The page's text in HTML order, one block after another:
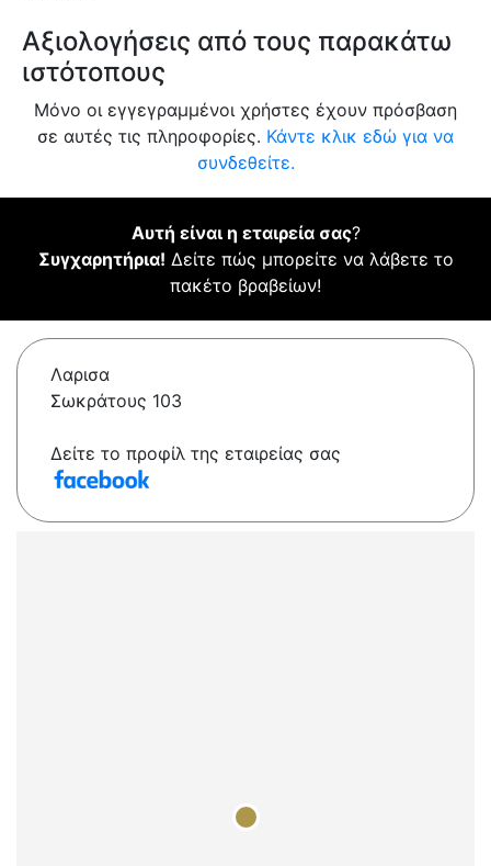
Αξιολογήσεις από τους παρακάτω
ιστότοπους
Μόνο οι εγγεγραμμένοι χρήστες έχουν πρόσβαση
σε αυτές τις πληροφορίες. Κάντε κλικ εδώ για να
συνδεθείτε.
Αυτή είναι η εταιρεία σας?
Συγχαρητήρια! Δείτε πώς μπορείτε να λάβετε το
πακέτο βραβείων!
Λαρισα
Σωκράτους 103
Δείτε το προφίλ της εταιρείας σας